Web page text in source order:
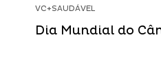
VC+SAUDÁVEL
Dia Mundial do